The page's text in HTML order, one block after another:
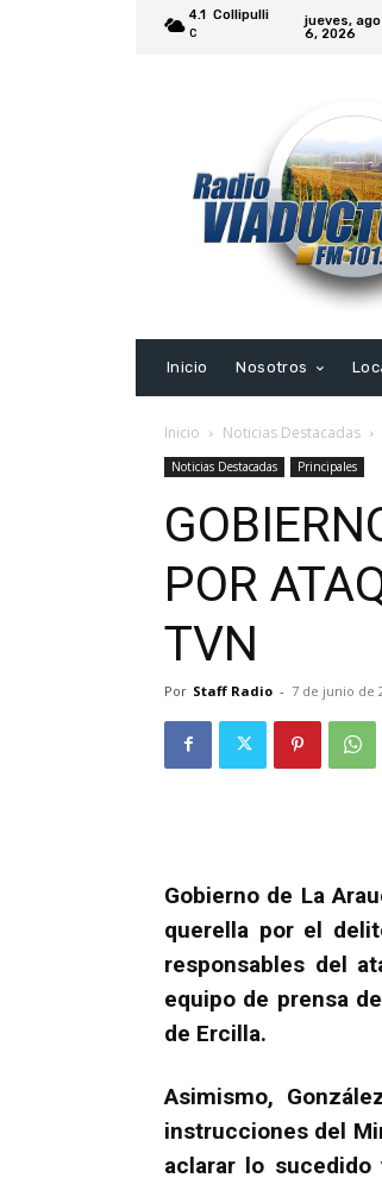
4.1
C
Collipulli
jueves,
6, 2026
Inicio
Nosotros
Inicio Noticias Destacadas
Noticias Destacadas Principales
POR
TVN
Por Staff Radio - 7 de junio de
Gobierno de La
querella por el
responsables del
equipo de prensa
de Ercilla.
Asimismo,
instrucciones del
aclarar lo